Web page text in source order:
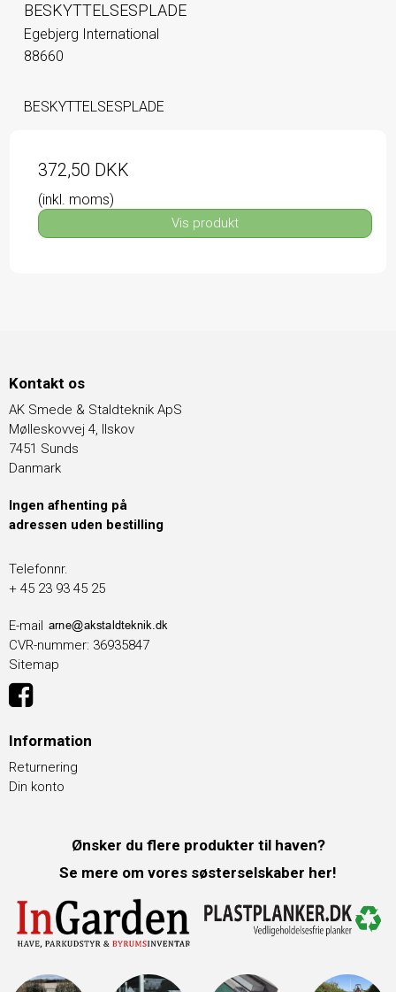
BESKYTTELSESPLADE
Egebjerg International
88660
BESKYTTELSESPLADE
372,50 DKK
(inkl. moms)
Vis produkt
Kontakt os
AK Smede & Staldteknik ApS
Mølleskovvej 4, Ilskov
7451 Sunds
Danmark
Ingen afhenting på
adressen uden bestilling
Telefonnr.
+ 45 23 93 45 25
E-mail
CVR-nummer: 36935847
Sitemap
Information
Returnering
Din konto
Ønsker du flere produkter til haven?
Se mere om vores søsterselskaber her!